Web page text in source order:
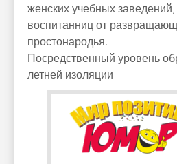
женских учебных
воспитанниц от
простонародья.
Посредственный уровень
летней изоляции